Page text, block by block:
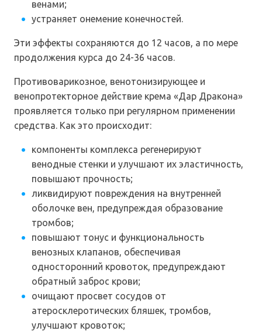
венами;
устраняет онемение конечностей.
Эти эффекты сохраняются до 12 часов, а по мере
продолжения курса до 24-36 часов.
Противоварикозное, венотонизирующее и
венопротекторное действие крема «Дар Дракона»
проявляется только при регулярном применении
средства. Как это происходит:
компоненты комплекса регенерируют
венодные стенки и улучшают их эластичность,
повышают прочность;
ликвидируют повреждения на внутренней
оболочке вен, предупреждая образование
тромбов;
повышают тонус и функциональность
венозных клапанов, обеспечивая
односторонний кровоток, предупреждают
обратный заброс крови;
очищают просвет сосудов от
атеросклеротических бляшек, тромбов,
улучшают кровоток;